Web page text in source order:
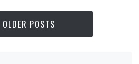
OLDER POSTS